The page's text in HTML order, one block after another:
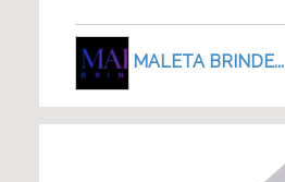
MALETA BRINDE...